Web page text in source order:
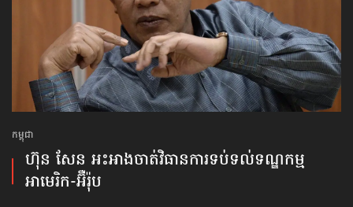
កម្ពុជា
ហ៊ុន សែន អះអាង​ចាត់វិធានការ​ទប់ទល់​ទណ្ឌកម្ម​
អាមេរិក-អ៊ឺរ៉ុប